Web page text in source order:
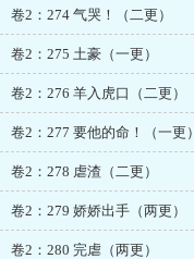
卷2：274 气哭！（二更）
卷2：275 土豪（一更）
卷2：276 羊入虎口（二更）
卷2：277 要他的命！（一更）
卷2：278 虐渣（二更）
卷2：279 娇娇出手（两更）
卷2：280 完虐（两更）